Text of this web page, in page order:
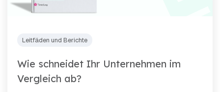
Leitfäden und Berichte
Wie schneidet Ihr Unternehmen im
Vergleich ab?